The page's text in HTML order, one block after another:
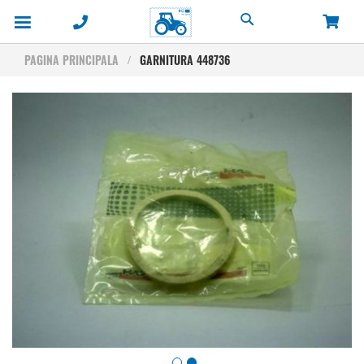
Cautare
PAGINA PRINCIPALA GARNITURA 448736